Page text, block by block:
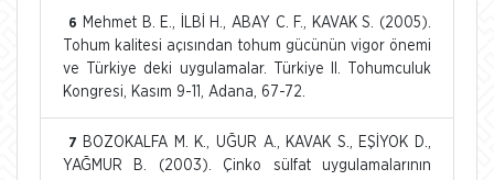
6
Mehmet B. E., İLBİ H., ABAY C. F., KAVAK S. (2005).
Tohum kalitesi açısından tohum gücünün vigor önemi
ve Türkiye deki uygulamalar. Türkiye II. Tohumculuk
Kongresi, Kasım 9-11, Adana, 67-72.
7
BOZOKALFA M. K., UĞUR A., KAVAK S., EŞİYOK D.,
YAĞMUR B. (2003). Çinko sülfat uygulamalarının